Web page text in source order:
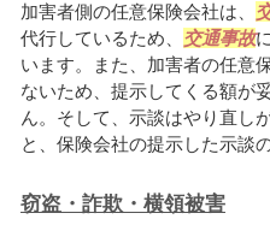
加害者側の任意保険会社は、
代行しているため、 交通事故
います。また、加害者の任意
ないため、提示してくる額が
ん。そして、示談はやり直し
と、保険会社の提示した示談
窃盗・詐欺・横領被害